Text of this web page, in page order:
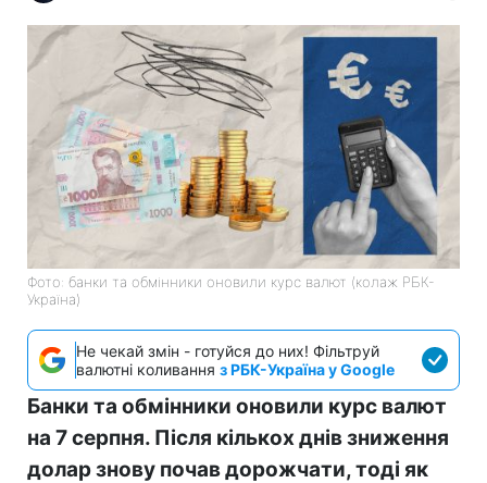
Фото: банки та обмінники оновили курс валют (колаж РБК-
Україна)
Не чекай змін - готуйся до них! Фільтруй
валютні коливання з РБК-Україна у Google
Банки та обмінники оновили курс валют
на 7 серпня. Після кількох днів зниження
долар знову почав дорожчати, тоді як